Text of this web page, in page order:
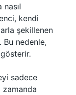
kendi
şekillenen
Bu nedenle,
sadece
zamanda